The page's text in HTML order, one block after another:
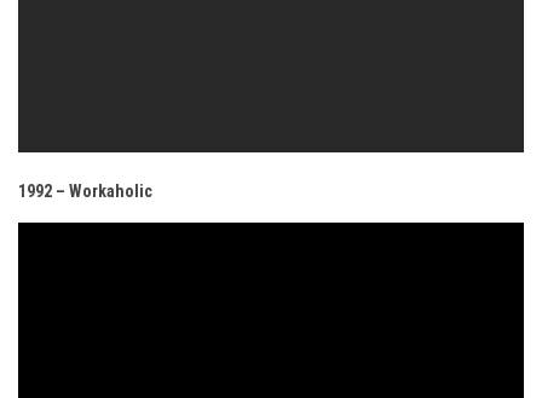
1992 – Workaholic